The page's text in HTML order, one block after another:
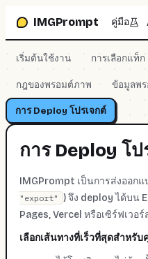
IMGPrompt คู่มือ
เริ่มต้นใช้งาน การเลือกแท็ก
กฎของพรอมต์ภาพ ข้อมูลพ
การ Deploy โปรเจกต์
การ Deploy โป
IMGPrompt เป็นการส่งออก
"export" ) จึง deploy ได้บน
Pages, Vercel หรือเซิร์ฟเวอ
เลือกเส้นทางที่เร็วที่สุดสำหรั